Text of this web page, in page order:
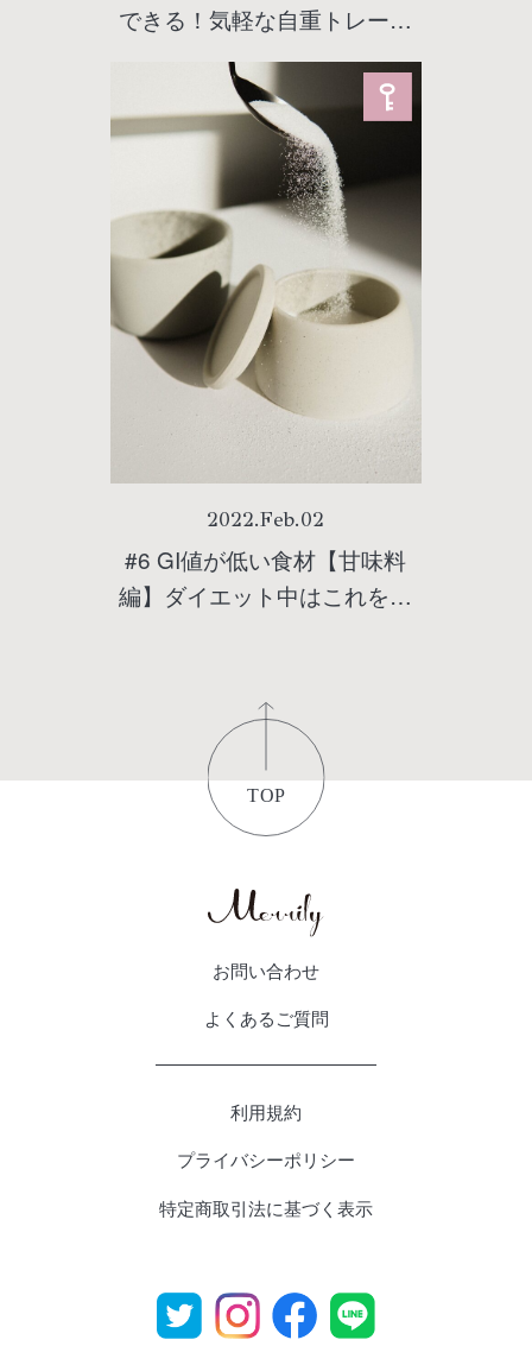
できる！気軽な自重トレーニ
ングの方法
2022.Feb.02
#6 GI値が低い食材【甘味料
編】ダイエット中はこれを使
お問い合わせ
よくあるご質問
利用規約
プライバシーポリシー
特定商取引法に基づく表示